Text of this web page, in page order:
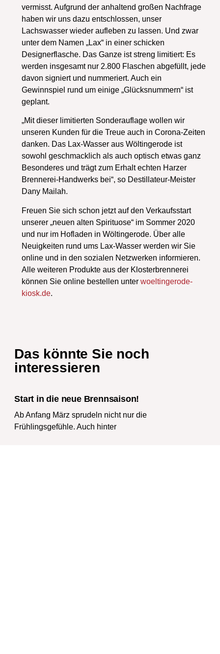
vermisst. Aufgrund der anhaltend großen Nachfrage
haben wir uns dazu entschlossen, unser
Lachswasser wieder aufleben zu lassen. Und zwar
unter dem Namen „Lax“ in einer schicken
Designerflasche. Das Ganze ist streng limitiert: Es
werden insgesamt nur 2.800 Flaschen abgefüllt, jede
davon signiert und nummeriert. Auch ein
Gewinnspiel rund um einige „Glücksnummern“ ist
geplant.
„Mit dieser limitierten Sonderauflage wollen wir
unseren Kunden für die Treue auch in Corona-Zeiten
danken. Das Lax-Wasser aus Wöltingerode ist
sowohl geschmacklich als auch optisch etwas ganz
Besonderes und trägt zum Erhalt echten Harzer
Brennerei-Handwerks bei“, so Destillateur-Meister
Dany Mailah.
Freuen Sie sich schon jetzt auf den Verkaufsstart
unserer „neuen alten Spirituose“ im Sommer 2020
und nur im Hofladen in Wöltingerode. Über alle
Neuigkeiten rund ums Lax-Wasser werden wir Sie
online und in den sozialen Netzwerken informieren.
Alle weiteren Produkte aus der Klosterbrennerei
können Sie online bestellen unter woeltingerode-
kiosk.de.
Das könnte Sie noch
interessieren
Start in die neue Brennsaison!
Ab Anfang März sprudeln nicht nur die
Frühlingsgefühle. Auch hinter